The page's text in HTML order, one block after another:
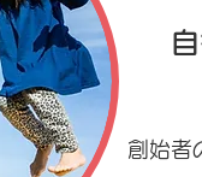
創始者